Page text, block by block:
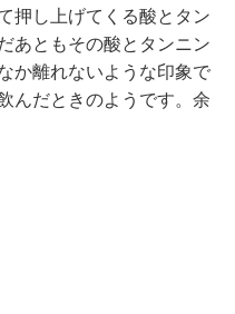
押し上げてくる酸とタン
あともその酸とタンニン
か離れないような印象で
んだときのようです。余